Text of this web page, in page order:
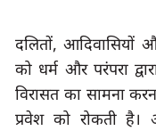
दलितों, आदिवासियों
को धर्म और परंपरा
विरासत का सामना
प्रवेश को रोकती है।